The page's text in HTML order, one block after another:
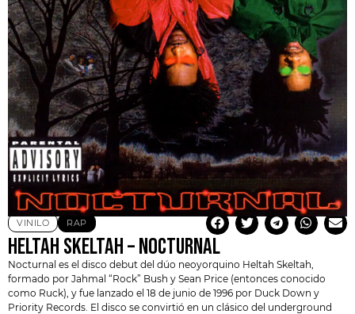
VINILO RAP
HELTAH SKELTAH – NOCTURNAL
Nocturnal es el disco debut del dúo neoyorquino Heltah Skeltah
formado por Jahmal “Rock” Bush y Sean Price (entonces conocido
como Ruck), y fue lanzado el 18 de junio de 1996 por Duck Down y
Priority Records. El disco se convirtió en un clásico del underground